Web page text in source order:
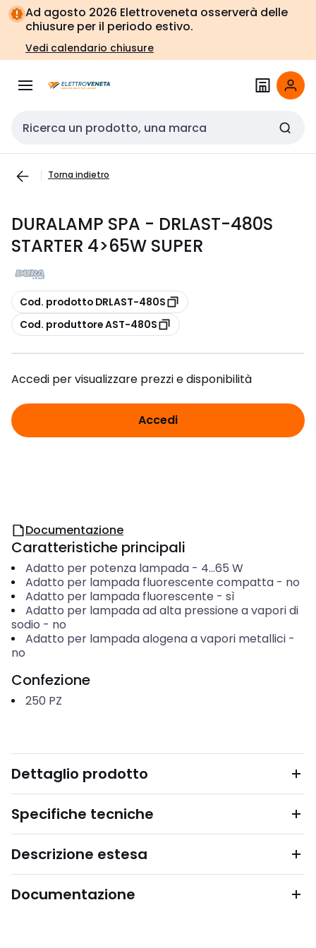
Vai alla
navigazione
Vai
alla
pagina
Ad agosto 2026 Elettroveneta osserverà delle
chiusure per il periodo estivo.
Vedi calendario chiusure
Cerca input
Torna indietro
DURALAMP SPA - DRLAST-480S
STARTER 4>65W SUPER
copia
Cod. prodotto DRLAST-480S
copia
Cod. produttore AST-480S
Accedi per visualizzare prezzi e disponibilità
Accedi
Documentazione
Caratteristiche principali
Adatto per potenza lampada- 4...65 W
Adatto per lampada fluorescente compatta- no
Adatto per lampada fluorescente - sì
Adatto per lampada ad alta pressione a vapori di
sodio - no
Adatto per lampada alogena a vapori metallici-
no
Confezione
250 PZ
Dettaglio prodotto
Specifiche tecniche
Descrizione estesa
Documentazione